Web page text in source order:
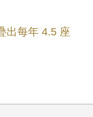
出每年 4.5 座